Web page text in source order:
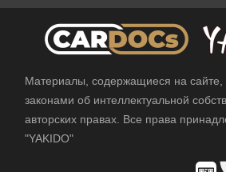
Материалы, содержащиеся на
законами об интеллектуальной
авторских правах. Все права
"YAKIDO"